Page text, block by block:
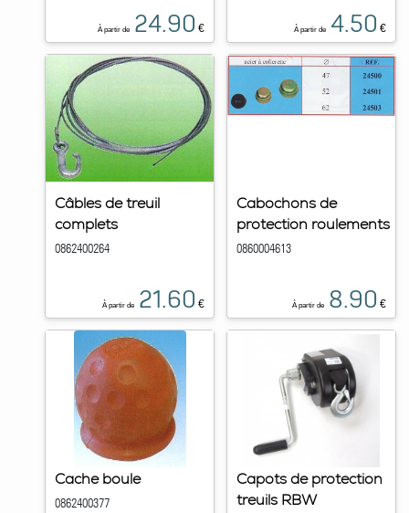
À partir de 24.90 € À partir de 4.50 €
Câbles de treuil
complets
0862400264
À partir de 21.60 €
Cabochons de
protection roulements
0860004613
À partir de 8.90 €
Cache boule
0862400377
Capots de protection
treuils RBW